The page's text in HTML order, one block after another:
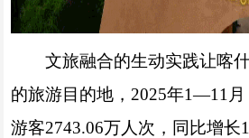
文旅融合的生动实践让喀
的旅游目的地，2025年1—11
游客2743.06万人次，同比增长